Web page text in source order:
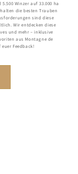
Winzer auf 33.000 ha
die besten Trauben
sind diese
Wir entdecken diese
und mehr – inklusive
aus Montagne de
Feedback!